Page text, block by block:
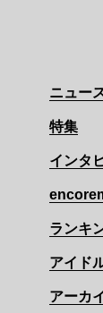
ニュー
特集
インタ
ランキ
アイド
アーカ